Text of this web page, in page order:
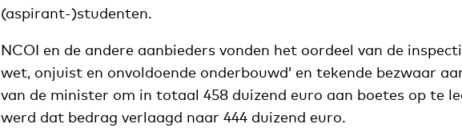
(aspirant-)studenten.
NCOI en de andere aanbieders vonden het oordeel van de
wet, onjuist en onvoldoende onderbouwd’ en tekende bezwaar
van de minister om in totaal 458 duizend euro aan boetes op te
werd dat bedrag verlaagd naar 444 duizend euro.